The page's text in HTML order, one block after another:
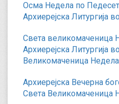
Осма Недела по
Архиерејска Литургија
Света великомаченица
Архиерејска Литургија
Великомаченица
Архиерејска Вечерна
Света Великомаченица